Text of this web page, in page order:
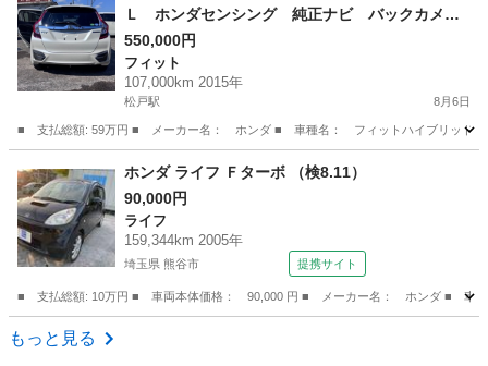
Ｌ ホンダセンシング 純正ナビ バックカメ
ラ 寒冷地仕様 衝突軽減装置 禁煙車 ハーフ
レザーシート スマートキー ＬＥＤヘッド Ｅ
ＴＣ レーダークルーズ 純正１５インチアルミ
550,000円
フィット
107,000km 2015年
松戸駅 8月6日
■ 支払総額: 59万円 ■ メーカー名： ホンダ ■ 車種名： フィットハイブリッド
松戸駅 フィット
ホンダ ライフ Ｆターボ （検8.11）
90,000円
ライフ
159,344km 2005年
埼玉県 熊谷市 提携サイト
■ 支払総額: 10万円 ■ 車両本体価格： 90,000 円 ■ メーカー名： ホンダ ■
埼玉 熊谷市
もっと見る